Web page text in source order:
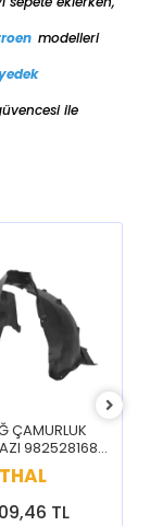
modelleri
ile
ÇAMURLUK
9825281680
5008 16-20
TL